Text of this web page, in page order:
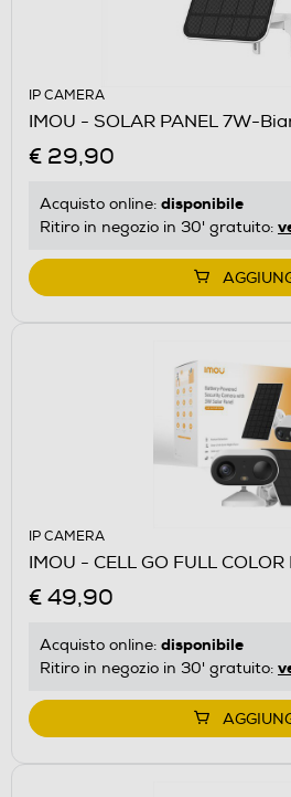
IP CAMERA
IMOU - SOLAR PANEL 7W-
€ 29,90
Acquisto online: disponibile
Ritiro in negozio in 30' gratuito:
IP CAMERA
IMOU - CELL GO FULL
€ 49,90
Acquisto online: disponibile
Ritiro in negozio in 30' gratuito: